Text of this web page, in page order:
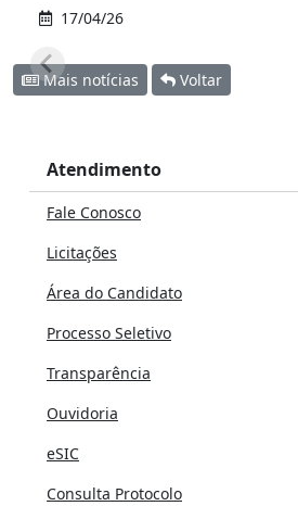
17/04/26
Mais notícias Voltar
Atendimento
Fale Conosco
Licitações
Área do Candidato
Processo Seletivo
Transparência
Ouvidoria
eSIC
Consulta Protocolo